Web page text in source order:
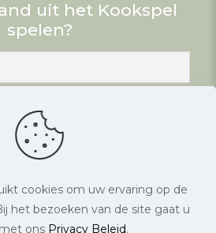
uit het Kookspel
spelen?
Alle rechten voorbehouden. |
cookies om uw ervaring op de
het bezoeken van de site gaat u
ons Privacy Beleid.